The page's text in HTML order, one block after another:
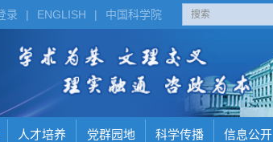
中国科学院
|
ENGLISH
|
录
人才培养 党群园地 科学传播 信息公开